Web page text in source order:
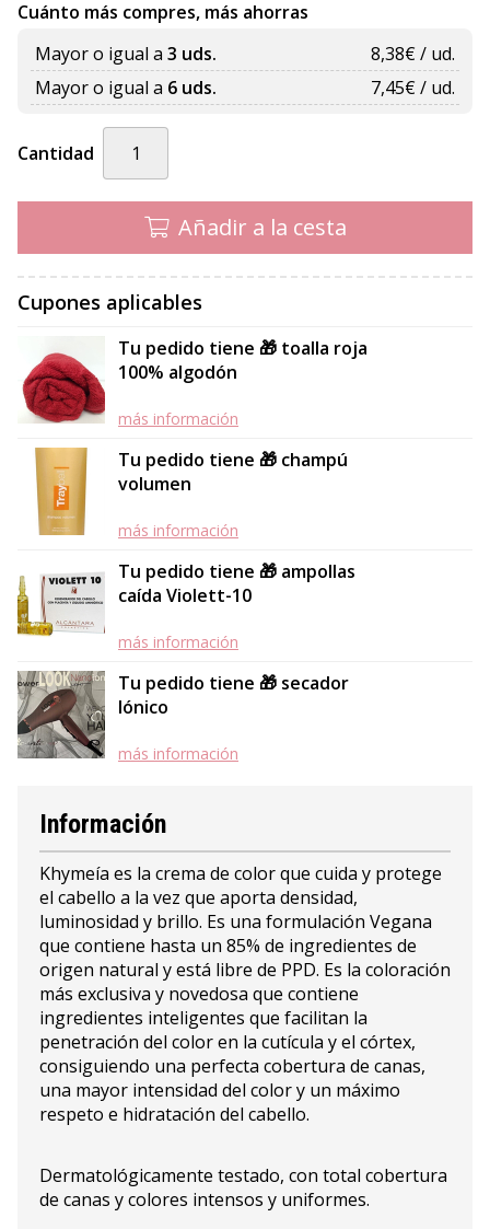
Cuánto más compres, más ahorras
Mayor o igual a 3 uds. 8,38€ / ud.
Mayor o igual a 6 uds. 7,45€ / ud.
Cantidad
Añadir a la cesta
Cupones aplicables
Tu pedido tiene 🎁 toalla roja
100% algodón
más información
Tu pedido tiene 🎁 champú
volumen
más información
Tu pedido tiene 🎁 ampollas
caída Violett-10
más información
Tu pedido tiene 🎁 secador
Iónico
más información
Información
Khymeía es la crema de color que cuida y protege
el cabello a la vez que aporta densidad,
luminosidad y brillo. Es una formulación Vegana
que contiene hasta un 85% de ingredientes de
origen natural y está libre de PPD. Es la coloración
más exclusiva y novedosa que contiene
ingredientes inteligentes que facilitan la
penetración del color en la cutícula y el córtex,
consiguiendo una perfecta cobertura de canas,
una mayor intensidad del color y un máximo
respeto e hidratación del cabello.
Dermatológicamente testado, con total cobertura
de canas y colores intensos y uniformes.